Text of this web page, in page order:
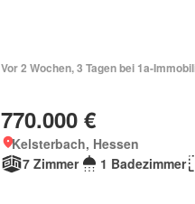
Vor 2 Wochen, 3 Tagen bei 1a-
770.000 €
Kelsterbach, Hessen
7 Zimmer
1 Badezimmer